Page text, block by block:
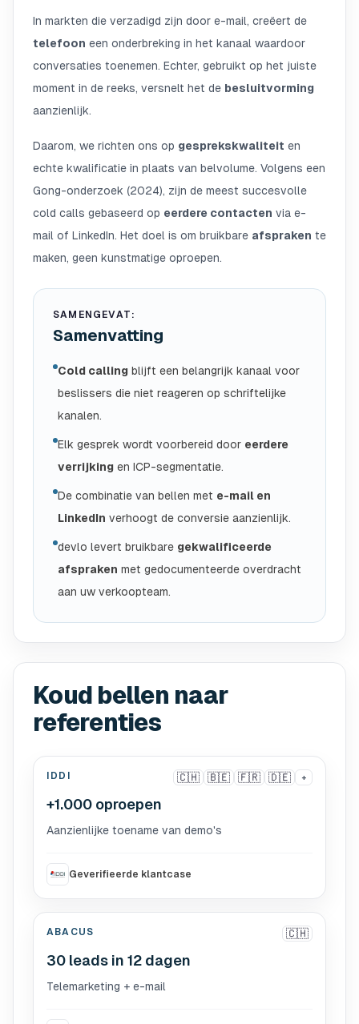
In markten die verzadigd zijn door e-mail, creëert de
telefoon een onderbreking in het kanaal waardoor
conversaties toenemen. Echter, gebruikt op het juiste
moment in de reeks, versnelt het de besluitvorming
aanzienlijk.
Daarom, we richten ons op gesprekskwaliteit en
echte kwalificatie in plaats van belvolume. Volgens een
Gong-onderzoek (2024), zijn de meest succesvolle
cold calls gebaseerd op eerdere contacten via e-
mail of LinkedIn. Het doel is om bruikbare afspraken te
maken, geen kunstmatige oproepen.
SAMENGEVAT:
Samenvatting
Cold calling blijft een belangrijk kanaal voor
beslissers die niet reageren op schriftelijke
kanalen.
Elk gesprek wordt voorbereid door eerdere
verrijking en ICP-segmentatie.
De combinatie van bellen met e-mail en
LinkedIn verhoogt de conversie aanzienlijk.
devlo levert bruikbare gekwalificeerde
afspraken met gedocumenteerde overdracht
aan uw verkoopteam.
Koud bellen naar
referenties
IDDI 🇨🇭 🇧🇪 🇫🇷 🇩🇪 +
+1.000 oproepen
Aanzienlijke toename van demo's
Geverifieerde klantcase
ABACUS 🇨🇭
30 leads in 12 dagen
Telemarketing + e-mail